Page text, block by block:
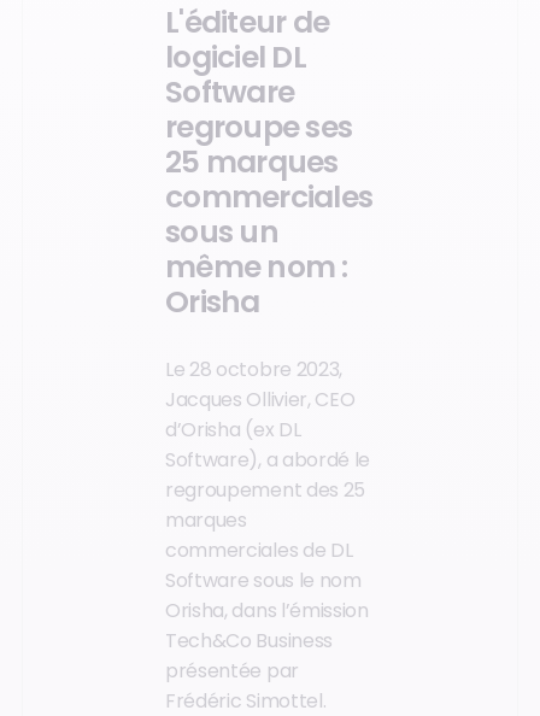
L'éditeur de
logiciel DL
Software
regroupe ses
25 marques
commerciales
sous un
même nom :
Orisha
Le 28 octobre 2023,
Jacques Ollivier, CEO
d’Orisha (ex DL
Software), a abordé le
regroupement des 25
marques
commerciales de DL
Software sous le nom
Orisha, dans l’émission
Tech&Co Business
présentée par
Frédéric Simottel.